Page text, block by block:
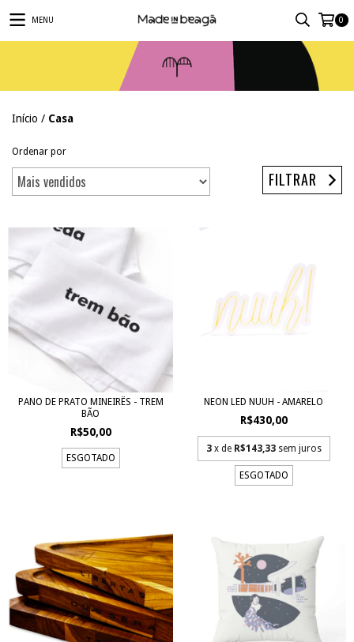
MENU 0
Início / Casa
Ordenar por
FILTRAR
PANO DE PRATO MINEIRÊS - TREM
BÃO
R$50,00
ESGOTADO
NEON LED NUUH - AMARELO
R$430,00
3 x de R$143,33 sem juros
ESGOTADO